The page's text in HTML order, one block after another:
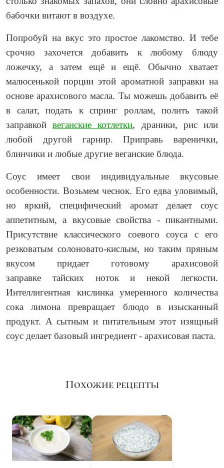
бабочки витают в воздухе.
Попробуй на вкус это простое лакомство. И тебе
срочно захочется добавить к любому блюду
ложечку, а затем ещё и ещё. Обычно хватает
малюсенькой порции этой ароматной заправки на
основе арахисового масла. Ты можешь добавить её
в салат, подать к спринг роллам, полить такой
заправкойвеганские котлетки, драники, рис или
любой другой гарнир. Приправь варенички,
блинчики и любые другие веганские блюда.
Соус имеет свои индивидуальные вкусовые
особенности. Возьмем чеснок. Его едва уловимый,
но яркий, специфический аромат делает соус
аппетитным, а вкусовые свойства - пикантными.
Присутствие классического соевого соуса с его
резковатым солоновато-кислым, но таким пряным
вкусом придает готовому арахисовой
заправке тайских ноток и некой легкости.
Интеллигентная кислинка умеренного количества
сока лимона превращает блюдо в изысканный
продукт. А сытным и питательным этот изящный
соус делает базовый ингредиент - арахисовая паста.
Похожие рецепты